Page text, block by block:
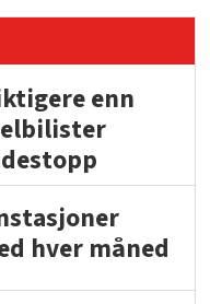
enn
hver måned